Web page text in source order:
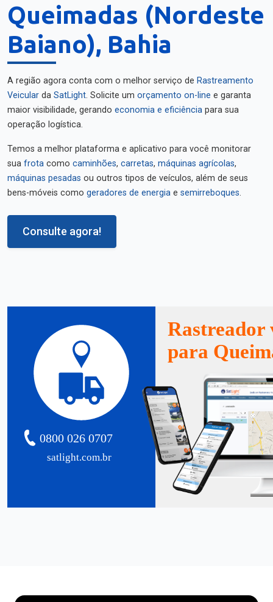
Queimadas (Nordeste
Baiano), Bahia
A região agora conta com o melhor serviço de Rastreamento
Veicular da SatLight. Solicite um orçamento on-line e garanta
maior visibilidade, gerando economia e eficiência para sua
operação logística.
Temos a melhor plataforma e aplicativo para você monitorar
sua frota como caminhões, carretas, máquinas agrícolas,
máquinas pesadas ou outros tipos de veículos, além de seus
bens-móveis como geradores de energia e semirreboques.
Consulte agora!
satlight.com.br
0800 026 0707
Rastreador
para